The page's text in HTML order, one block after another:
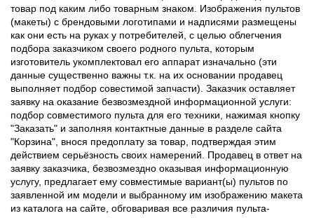
товар под каким либо товарным знаком. Изображения пультов
(макеты) с брендовыми логотипами и надписями размещены
как они есть на руках у потребителей, с целью облегчения
подбора заказчиком своего родного пульта, которым
изготовитель укомплектовал его аппарат изначально (эти
данные существенно важны т.к. на их основании продавец
выполняет подбор совестимой запчасти). Заказчик оставляет
заявку на оказание безвозмездной информационной услуги:
подбор совместимого пульта для его техники, нажимая кнопку
"Заказать" и заполняя контактные данные в разделе сайта
"Корзина", внося предоплату за товар, подтверждая этим
действием серьёзность своих намерений. Продавец в ответ на
заявку заказчика, безвозмездно оказывая информационную
услугу, предлагает ему совместимые вариант(ы) пультов по
заявленной им модели и выбранному им изображению макета
из каталога на сайте, обговаривая все различия пульта-